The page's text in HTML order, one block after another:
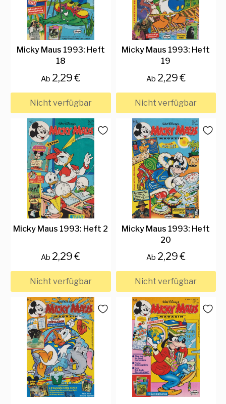
Micky Maus 1993: Heft
18
Ab 2,29 €
Nicht verfügbar
Micky Maus 1993: Heft
19
Ab 2,29 €
Nicht verfügbar
Micky Maus 1993: Heft 2
Ab 2,29 €
Nicht verfügbar
Micky Maus 1993: Heft
20
Ab 2,29 €
Nicht verfügbar